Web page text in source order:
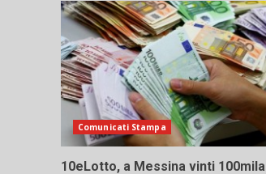
Comunicati Stampa
10eLotto, a Messina vinti 100mila